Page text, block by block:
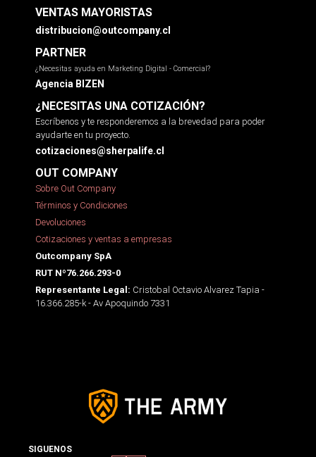
VENTAS MAYORISTAS
distribucion@outcompany.cl
PARTNER
¿Necesitas ayuda en Marketing Digital - Comercial?
Agencia BIZEN
¿NECESITAS UNA COTIZACIÓN?
Escríbenos y te responderemos a la brevedad para poder
ayudarte en tu proyecto.
cotizaciones@sherpalife.cl
OUT COMPANY
Sobre Out Company
Términos y Condiciones
Devoluciones
Cotizaciones y ventas a empresas
Outcompany SpA
RUT Nº76.266.293-0
Representante Legal: Cristobal Octavio Alvarez Tapia -
16.366.285-k - Av Apoquindo 7331
SIGUENOS